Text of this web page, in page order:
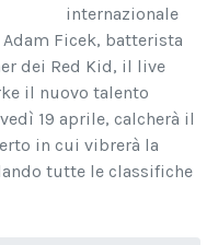
internazionale
Ficek, batterista
dei Red Kid, il live
il nuovo talento
19 aprile, calcherà il
in cui vibrerà la
tutte le classifiche